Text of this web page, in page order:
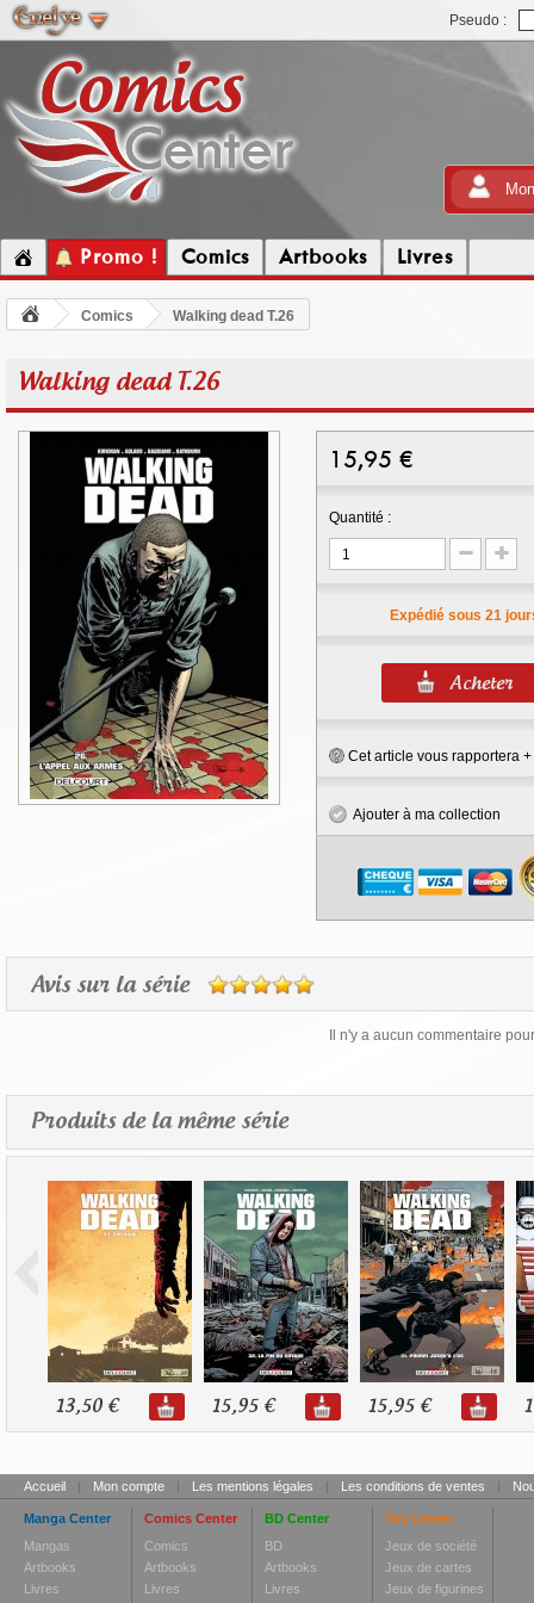
Pseudo :
Promo ! Comics Artbooks Livres
Comics Walking dead T.26
Walking dead T.26
15,95 €
Quantité :
Expédié sous 21
Cet article vous rapportera +
Ajouter à ma collection
Avis sur la série
Il n'y a aucun commentaire
Produits de la même série
13,50 € 15,95 € 15,95 €
Accueil | Mon compte | Les mentions légales | Les conditions de ventes |
Manga Center
Mangas
Artbooks
Livres
Comics Center
Comics
Artbooks
Livres
BD Center
BD
Artbooks
Livres
Toy Center
Jeux de société
Jeux de cartes
Jeux de figurines